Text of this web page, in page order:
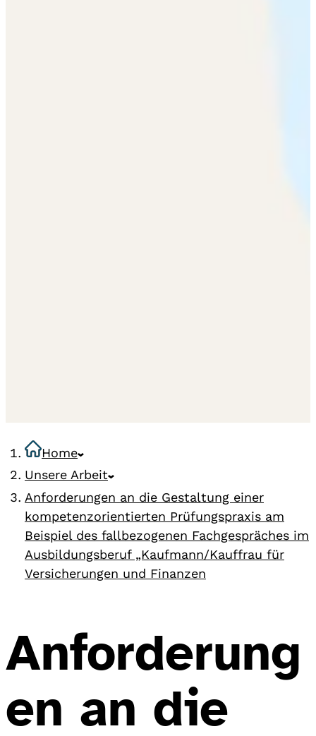
Home
Unsere Arbeit
Anforderungen an die Gestaltung einer
kompetenzorientierten Prüfungspraxis am
Beispiel des fallbezogenen Fachgespräches im
Ausbildungsberuf „Kaufmann/Kauffrau für
Versicherungen und Finanzen
Anforderung
en an die